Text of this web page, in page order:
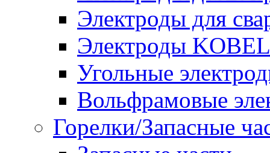
Электроды для
Электроды
Угольные
Вольфрамовые
Горелки/Запасные